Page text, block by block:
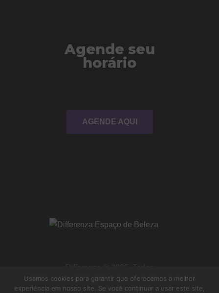
Agende seu
horário
AGENDE AQUI
Differenza © 2026. Todos
os direitos Reservados
Usamos cookies para garantir que oferecemos a melhor
experiência em nosso site. Se você continuar a usar este site,